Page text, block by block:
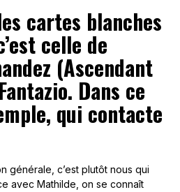
cartes blanches
celle de
(Ascendant
Dans ce
qui contacte
générale, c’est plutôt nous qui
avec Mathilde, on se connaît